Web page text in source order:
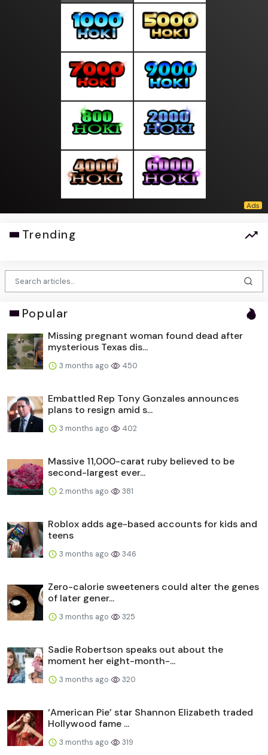
Trending
Popular
Missing pregnant woman found dead after
mysterious Texas dis...
3 months ago 450
Embattled Rep Tony Gonzales announces
plans to resign amid s...
3 months ago 402
Massive 11,000-carat ruby believed to be
second-largest ever...
2 months ago 381
Roblox adds age-based accounts for kids and
teens
3 months ago 346
Zero-calorie sweeteners could alter the genes
of later gener...
3 months ago 325
Sadie Robertson speaks out about the
moment her eight-month-...
3 months ago 320
‘American Pie’ star Shannon Elizabeth traded
Hollywood fame ...
3 months ago 319